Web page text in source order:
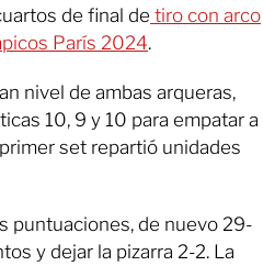
de final de tiro con arco
París 2024.
nivel de ambas arqueras,
10, 9 y 10 para empatar a
set repartió unidades
puntuaciones, de nuevo 29-
y dejar la pizarra 2-2. La